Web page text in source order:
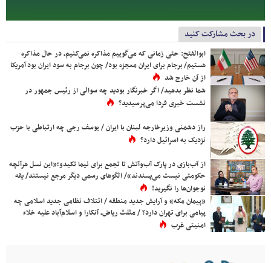
در بحث مشارکت کنید
ابوالفتح: حتی زمانی که می‌گوییم مذاکره نمی‌کنیم، در حال مذاکره
هستیم/ برجام برای ایران معجزه بود/ چون برجام به سود ایران بود آمریکا
از آن خارج شد
شما نظر بدهید/ اگر خبرنگار بودید چه سوالی از رئیس جمهور در
نشست خبری فردا می‌پرسیدید؟
راز دشمنی وزیرخارجه لبنان با ایران / یوسف رجی چه ارتباطی با حزب
نزدیک به اسرائیل دارد؟
از آب‌بازی در پارک آب‌وآتش تا تجمع برای نیما تکیدو؛«این نسل هرآنچه
حکومتی نیست می‌پسندند»/ الگوهای رسمی دیگر مرجع نیستند/ یقه
نوجوان‌ها را نگیرید!
«پیمان مکه» و آرایش جدید منطقه / ائتلاف نظامی جدید اسلامی چه
پیامی برای تهران دارد؟ / مثلث ریاض، آنکارا و اسلام‌آباد علیه خلاء
امنیتی غرب